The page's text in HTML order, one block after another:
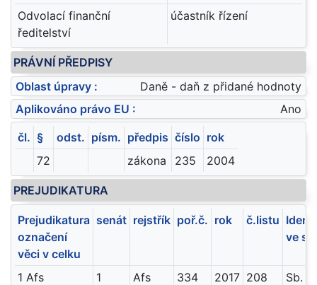
Odvolací finanční
ředitelství
účastník řízení
PRÁVNÍ PŘEDPISY
Oblast úpravy :
Daně - daň z přidané hodnoty
Aplikováno právo EU :
Ano
čl. § odst. písm. předpis číslo rok
72
zákona 235 2004
PREJUDIKATURA
Prejudikatura
označení
věci v celku
senát rejstřík poř.č. rok č.listu
ve
1 Afs
1 Afs 334 2017 208 Sb.